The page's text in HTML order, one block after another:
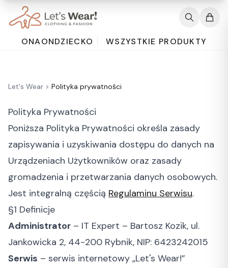
ONAONDZIECKO WSZYSTKIE PRODUKTY
Let's Wear > Polityka prywatności
Polityka Prywatności
Poniższa Polityka Prywatności określa zasady
zapisywania i uzyskiwania dostępu do danych na
Urządzeniach Użytkowników oraz zasady
gromadzenia i przetwarzania danych osobowych.
Jest integralną częścią Regulaminu Serwisu.
§1 Definicje
Administrator – IT Expert – Bartosz Kozik, ul.
Jankowicka 2, 44-200 Rybnik, NIP: 6423242015
Serwis – serwis internetowy „Let's Wear!”